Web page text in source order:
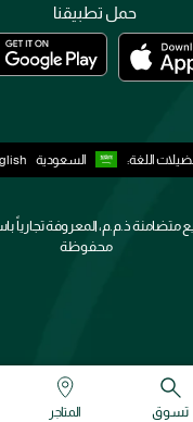
حمل تطبيقنا
اللغة: السعودية
ذ.م.م، المعروفة تجارياً
محفوظة
تسوق المتاجر